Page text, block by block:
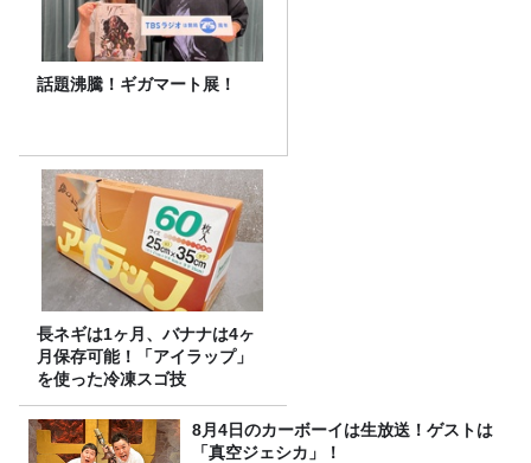
話題沸騰！ギガマート展！
長ネギは1ヶ月、バナナは4ヶ
月保存可能！「アイラップ」
を使った冷凍スゴ技
8月4日のカーボーイは生放送！ゲストは
「真空ジェシカ」！